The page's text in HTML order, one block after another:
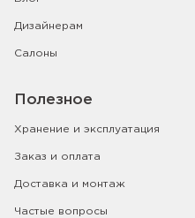
Дизайнерам
Салоны
Полезное
Хранение и эксплуатация
Заказ и оплата
Доставка и монтаж
Частые вопросы